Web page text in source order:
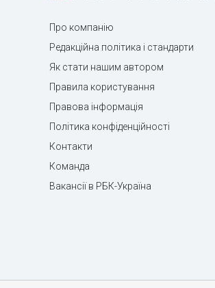
Про компанію
Редакційна політика і стандарти
Як стати нашим автором
Правила користування
Правова інформація
Політика конфіденційності
Контакти
Команда
Вакансії в РБК-Україна